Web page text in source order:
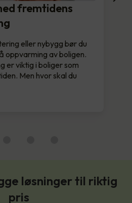
fremtidens
eller nybygg bør du
oppvarming av boligen.
er viktig i boliger som
Men hvor skal du
løsninger til riktig
pris